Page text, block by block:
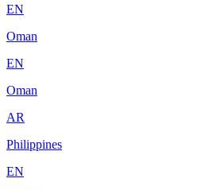
EN
Oman
EN
Oman
AR
Philippines
EN